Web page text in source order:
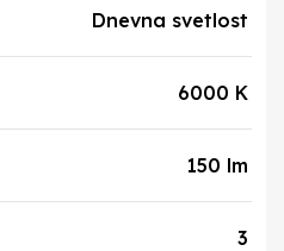
Dnevna svetlost
6000 K
150 lm
3